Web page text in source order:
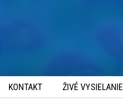
KONTAKT ŽIVÉ VYSIELANIE